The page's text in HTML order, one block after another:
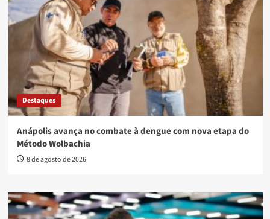
Destaques
Anápolis avança no combate à dengue com nova etapa do
Método Wolbachia
8 de agosto de 2026